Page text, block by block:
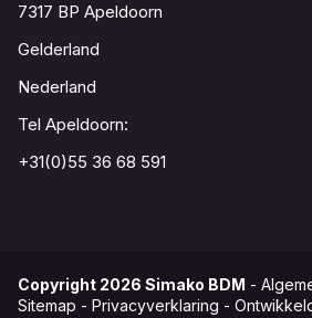
7317 BP Apeldoorn
Gelderland
Nederland
Tel Apeldoorn:
+31(0)55 36 68 591
Copyright 2026 Simako BDM -
Sitemap - Privacyverklaring -